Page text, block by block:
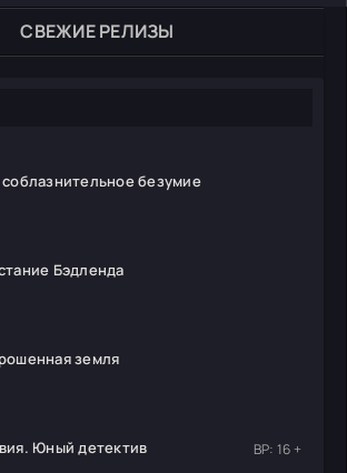
СВЕЖИЕ РЕЛИЗЫ
безумие
Бэдленда
земля
Юный детектив ВР: 16 +